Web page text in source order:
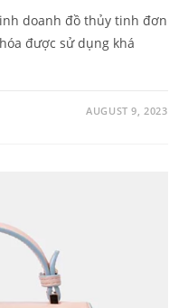
doanh đồ thủy tinh đơn
được sử dụng khá
AUGUST 9, 2023